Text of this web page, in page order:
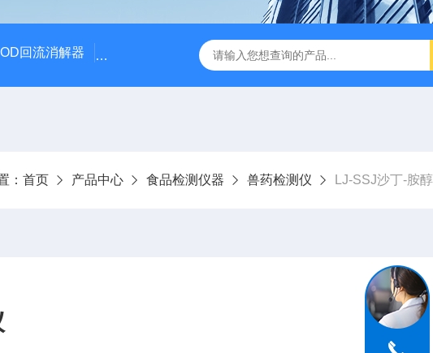
回流消解器 LJ-W110X标准COD消解器 LJ-W110XCOD消解器
： 首页 产品中心 食品检测仪器 兽药检测仪 LJ-SSJ沙丁-胺